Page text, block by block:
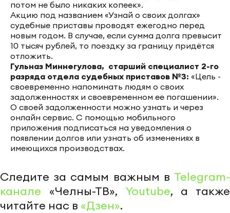
потом не было никаких копеек».
Акцию под названием «Узнай о своих долгах»
судебные приставы проводят ежегодно перед
новым годом. В случае, если сумма долга превысит
10 тысяч рублей, то поездку за границу придётся
отложить.
Гульназ Миннегулова, старший специалист 2-го
разряда отдела судебных приставов №3: «Цель -
своевременно напоминать людям о своих
задолженностях и своевременном ее погашении».
О своей задолженности можно узнать и через
онлайн сервис. С помощью мобильного
приложения подписаться на уведомления о
появлении долгов или узнать об изменениях в
имеющихся производствах.
Следите за самым важным в Telegram-
канале «Челны-ТВ», Youtube, а также
читайте нас в «Дзен».